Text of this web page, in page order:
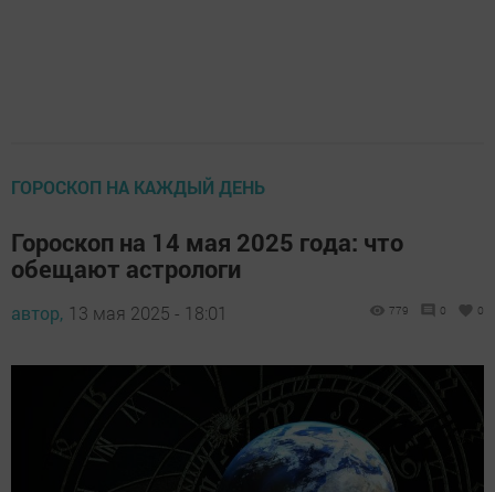
ГОРОСКОП НА КАЖДЫЙ ДЕНЬ
Гороскоп на 14 мая 2025 года: что
обещают астрологи
автор, 13 мая 2025 - 18:01 779 0 0